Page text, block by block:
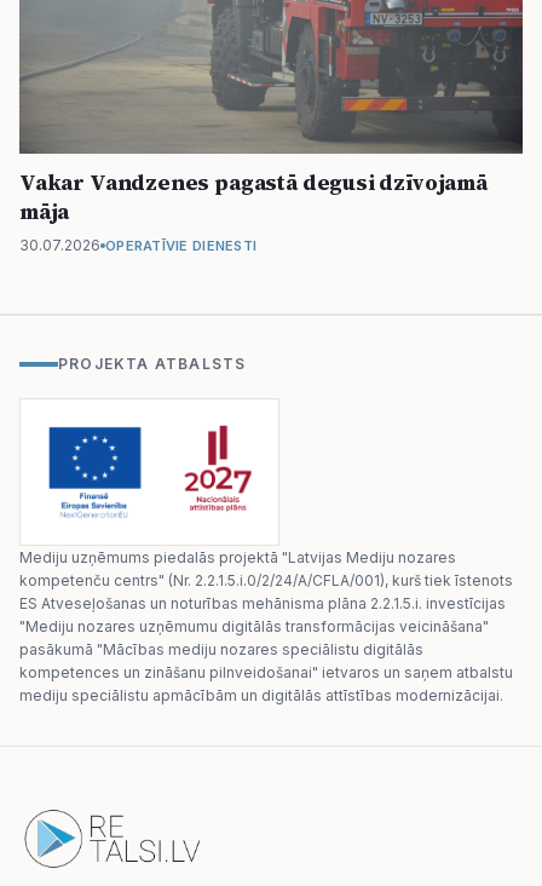
Vakar Vandzenes pagastā degusi dzīvojamā
māja
30.07.2026 OPERATĪVIE DIENESTI
PROJEKTA ATBALSTS
Mediju uzņēmums piedalās projektā "Latvijas Mediju nozares
kompetenču centrs" (Nr. 2.2.1.5.i.0/2/24/A/CFLA/001), kurš tiek īstenots
ES Atveseļošanas un noturības mehānisma plāna 2.2.1.5.i. investīcijas
"Mediju nozares uzņēmumu digitālās transformācijas veicināšana"
pasākumā "Mācības mediju nozares speciālistu digitālās
kompetences un zināšanu pilnveidošanai" ietvaros un saņem atbalstu
mediju speciālistu apmācībām un digitālās attīstības modernizācijai.